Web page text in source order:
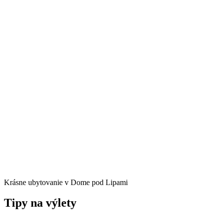
Krásne ubytovanie v Dome pod Lipami
Tipy na výlety